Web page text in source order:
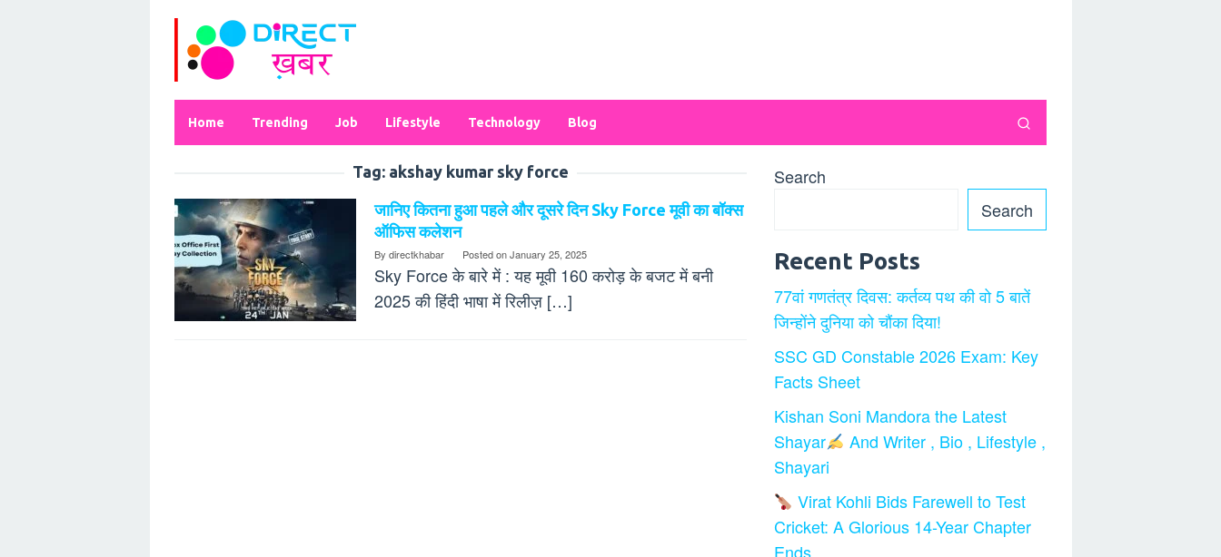
content
Home Trending Job Lifestyle Technology Blog
Tag: akshay kumar sky force
जानिए कितना हुआ पहले और दूसरे दिन Sky Force मूवी का बॉक्स
ऑफिस कलेशन
By directkhabar Posted onJanuary 25, 2025
Sky Force के बारे में : यह मूवी 160 करोड़ के बजट में बनी
2025 की हिंदी भाषा में रिलीज़ […]
Search
Search
Recent Posts
77वां गणतंत्र दिवस: कर्तव्य पथ की वो 5 बातें
जिन्होंने दुनिया को चौंका दिया!
SSC GD Constable 2026 Exam: Key
Facts Sheet
Kishan Soni Mandora the Latest
Shayar
And Writer , Bio , Lifestyle ,
Shayari
Virat Kohli Bids Farewell to Test
Cricket: A Glorious 14-Year Chapter
Ends